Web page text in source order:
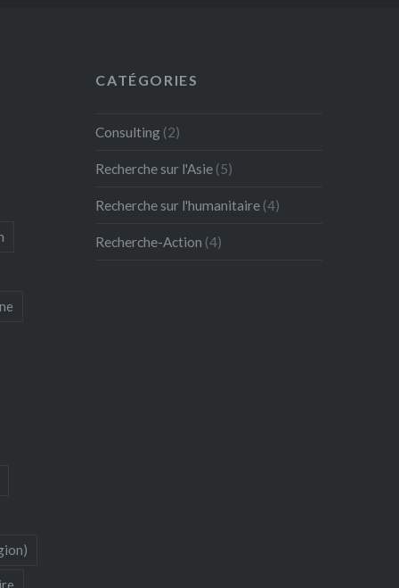
CATÉGORIES
Consulting (2)
Recherche sur l'Asie (5)
Recherche sur l'humanitaire (4)
Recherche-Action (4)